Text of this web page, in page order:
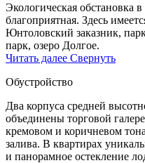
Экологическая обстановка
благоприятная. Здесь
Юнтоловский заказник,
парк, озеро Долгое.
Читать далее Свернуть
Обустройство
Два корпуса средней
объединены торговой
кремовом и коричневом
залива. В квартирах
и панорамное остекление